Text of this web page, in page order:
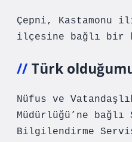
Çepni, Kastamonu
ilçesine bağlı bir
Türk
Nüfus ve
Müdürlüğü’ne bağlı
Bilgilendirme